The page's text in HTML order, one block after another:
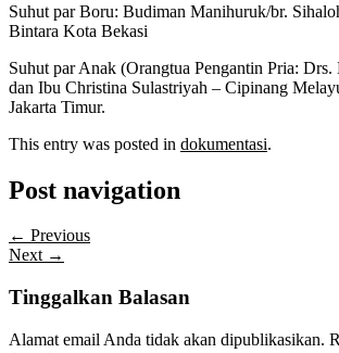
Suhut par Boru: Budiman Manihuruk/br.
Bintara Kota Bekasi
Suhut par Anak (Orangtua Pengantin Pria:
dan Ibu Christina Sulastriyah – Cipinang
Jakarta Timur.
This entry was posted in dokumentasi.
Post navigation
← Previous
Next →
Tinggalkan Balasan
Alamat email Anda tidak akan dipublikasikan.